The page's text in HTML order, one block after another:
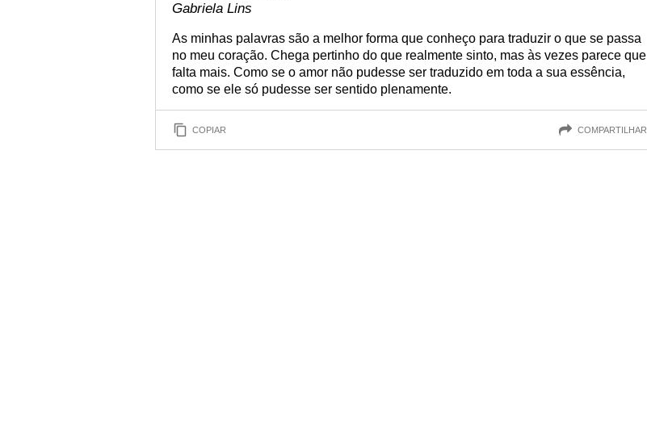
Gabriela Lins
As minhas palavras são a melhor forma que conheço para traduzir o que se passa
no meu coração. Chega pertinho do que realmente sinto, mas às vezes parece que
falta mais. Como se o amor não pudesse ser traduzido em toda a sua essência,
como se ele só pudesse ser sentido plenamente.
COPIAR COMPARTILHAR